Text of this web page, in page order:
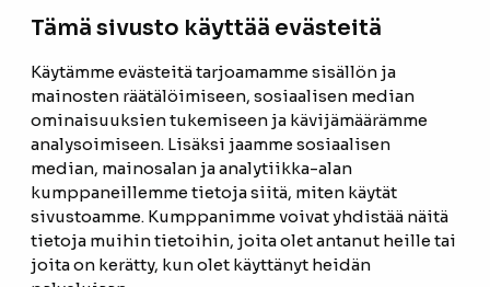
Tämä sivusto käyttää evästeitä
Käytämme evästeitä tarjoamamme sisällön ja
mainosten räätälöimiseen, sosiaalisen median
ominaisuuksien tukemiseen ja kävijämäärämme
analysoimiseen. Lisäksi jaamme sosiaalisen
median, mainosalan ja analytiikka-alan
kumppaneillemme tietoja siitä, miten käytät
sivustoamme. Kumppanimme voivat yhdistää näitä
tietoja muihin tietoihin, joita olet antanut heille tai
joita on kerätty, kun olet käyttänyt heidän
ETUSIVU
TUOTTEET
REFERENSSIT
OTA YHTEYTTÄ